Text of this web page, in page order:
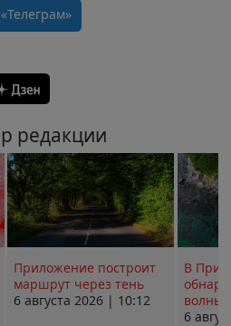
редакции
Приложение построит
маршрут через тень
6 августа 2026 | 10:12
В
волны
6